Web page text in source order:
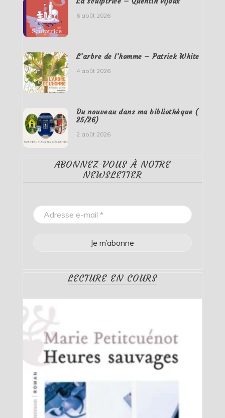
6 août 2026
L’arbre de l’homme – Patrick White
4 août 2026
Du nouveau dans ma bibliothèque (
25/26)
2 août 2026
ABONNEZ-VOUS À NOTRE
NEWSLETTER
LECTURE EN COURS